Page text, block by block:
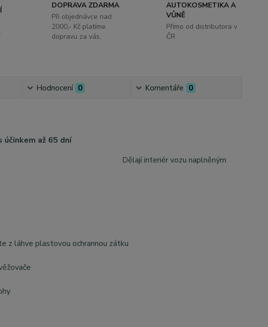
DOPRAVA ZDARMA
Při objednávce nad
2000,- Kč platíme
dopravu za vás.
AUTOKOSMETIKA A
VŮNĚ
Přímo od distributora v
ČR
Hodnocení 0 Komentáře 0
účinkem až 65 dní
svěžest. Dělají interiér vozu naplněným
z láhve plastovou ochrannou zátku